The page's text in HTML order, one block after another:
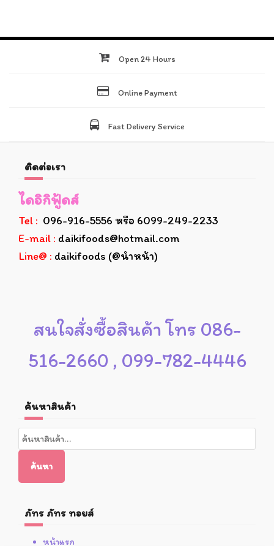
Open 24 Hours
Online Payment
Fast Delivery Service
ติดต่อเรา
ไดอิกิฟู้ดส์
Tel : 096-916-5556 หรือ 6099-249-2233
E-mail : daikifoods@hotmail.com
Line@ : daikifoods (@นำหน้า)
สนใจสั่งซื้อสินค้า โทร 086-
516-2660 , 099-782-4446
ค้นหาสินค้า
ค้นหา:
ค้นหา
ภัทร ภัทร ทอยส์
หน้าแรก